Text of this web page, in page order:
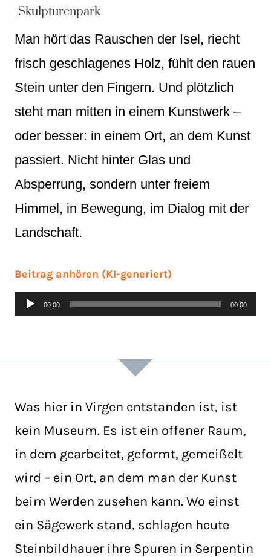
Skulpturenpark
Man hört das Rauschen der Isel, riecht
frisch geschlagenes Holz, fühlt den rauen
Stein unter den Fingern. Und plötzlich
steht man mitten in einem Kunstwerk –
oder besser: in einem Ort, an dem Kunst
passiert. Nicht hinter Glas und
Absperrung, sondern unter freiem
Himmel, in Bewegung, im Dialog mit der
Landschaft.
Beitrag anhören (KI-generiert)
Audio-
Player
00:00 00:00
Was hier in Virgen entstanden ist, ist
kein Museum. Es ist ein offener Raum,
in dem gearbeitet, geformt, gemeißelt
wird – ein Ort, an dem man der Kunst
beim Werden zusehen kann. Wo einst
ein Sägewerk stand, schlagen heute
Steinbildhauer ihre Spuren in Serpentin